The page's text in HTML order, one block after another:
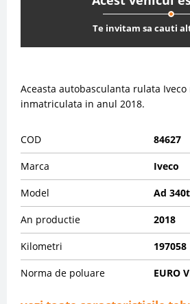
Te invitam sa cauti
Aceasta autobasculanta rulata Iveco
inmatriculata in anul 2018.
COD 84627
Marca Iveco
Model Ad 340t
An productie 2018
Kilometri 197058
Norma de poluare EURO